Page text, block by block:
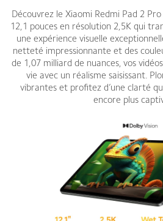
Découvrez le Xiaomi Redmi Pad 2
12,1 pouces en résolution 2,5K qui
une expérience visuelle
netteté impressionnante et des
de 1,07 milliard de nuances, vos
vie avec un réalisme saisissant.
vibrantes et profitez d’une clarté
encore plus